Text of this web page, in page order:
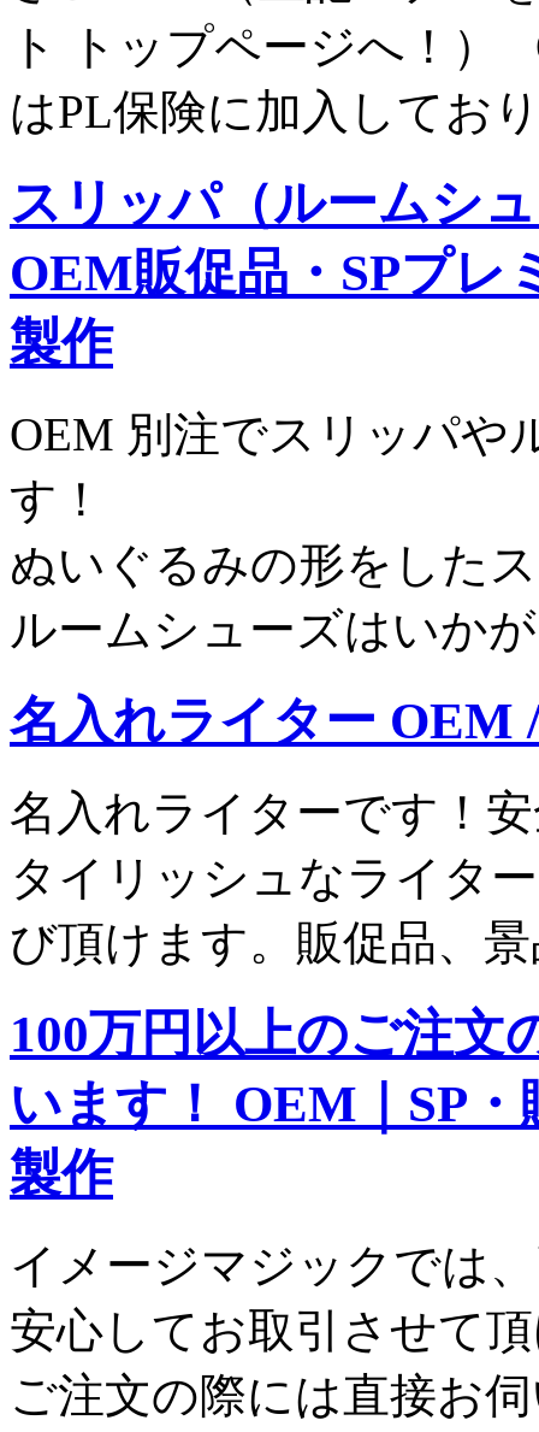
ト トップページへ！
はPL保険に加入してお
スリッパ（ルームシ
OEM販促品・SPプレ
製作
OEM 別注でスリッパや
す！
ぬいぐるみの形をした
ルームシューズはいか
名入れライター OEM
名入れライターです！
タイリッシュなライタ
び頂けます。販促品、
100万円以上のご注文
います！ OEM｜SP
製作
イメージマジックでは
安心してお取引させて
ご注文の際には直接お